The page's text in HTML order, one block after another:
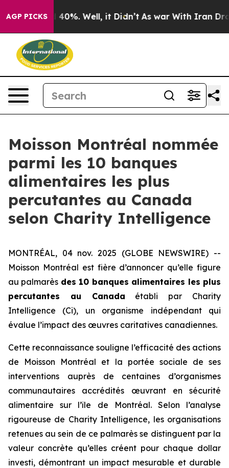
AGP PICKS
Around 40%. Well, it Didn’t As war With Iran Drove
Moisson Montréal nommée
parmi les 10 banques
alimentaires les plus
percutantes au Canada
selon Charity Intelligence
MONTRÉAL, 04 nov. 2025 (GLOBE NEWSWIRE) --
Moisson Montréal est fière d’annoncer qu’elle figure
au palmarès des 10 banques alimentaires les plus
percutantes au Canada établi par Charity
Intelligence (Ci), un organisme indépendant qui
évalue l’impact des œuvres caritatives canadiennes.
Cette reconnaissance souligne l’efficacité des actions
de Moisson Montréal et la portée sociale de ses
interventions auprès de centaines d’organismes
communautaires accrédités œuvrant en sécurité
alimentaire sur l’île de Montréal. Selon l’analyse
rigoureuse de Charity Intelligence, les organisations
retenues au sein de ce palmarès se distinguent par la
valeur concrète qu’elles créent pour chaque dollar
investi, démontrant un impact mesurable et durable